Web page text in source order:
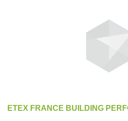
ETEX FRANCE BUILDING